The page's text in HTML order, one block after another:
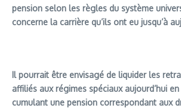
pension selon les règles du système
concerne la carrière qu’ils ont eu jusqu’à
Il pourrait être envisagé de liquider les
affiliés aux régimes spéciaux aujourd’hui
cumulant une pension correspondant aux